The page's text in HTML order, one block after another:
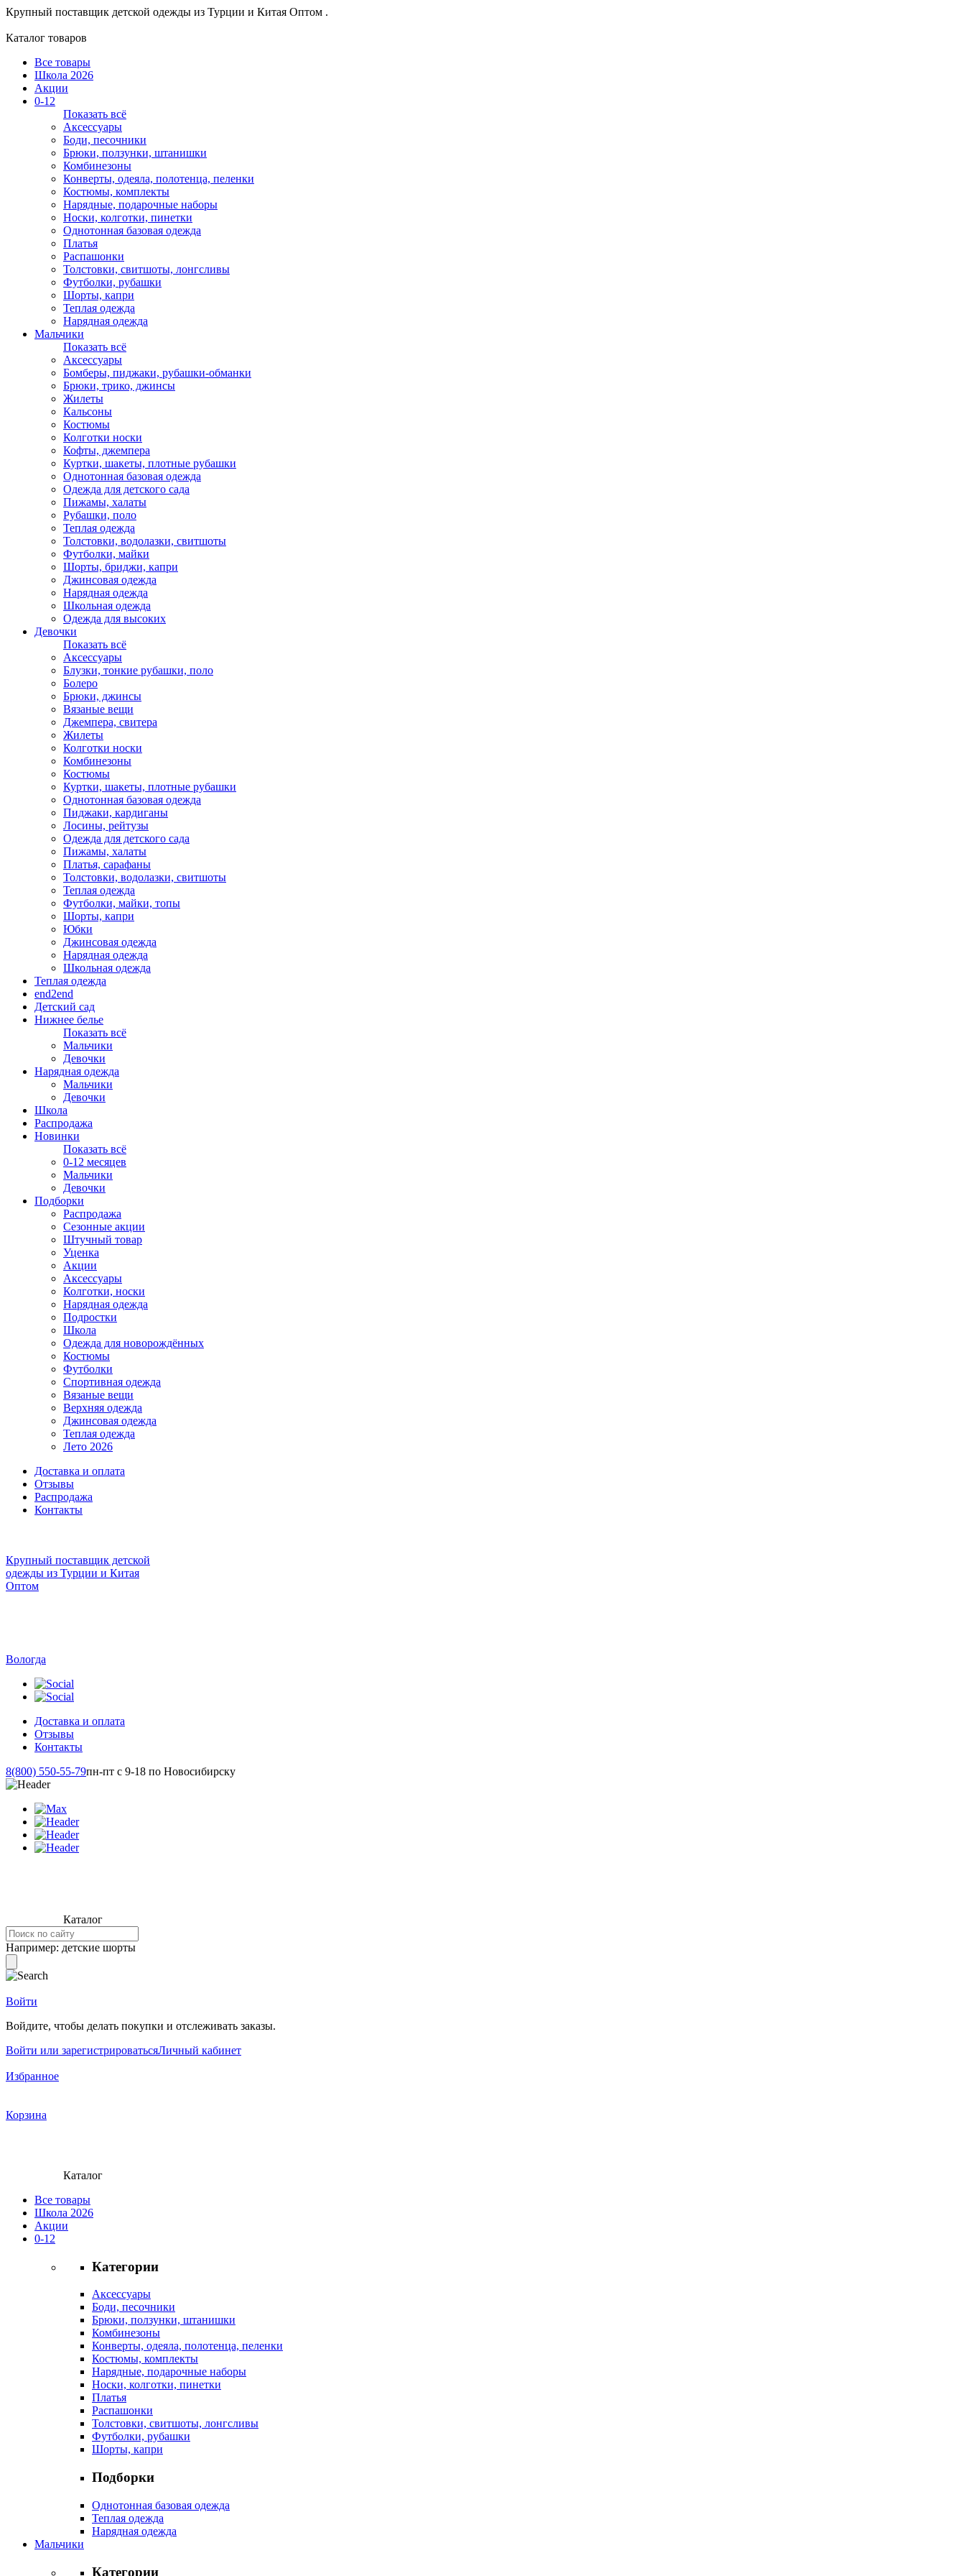
Крупный поставщик детской одежды из Турции и Китая Оптом .
Каталог товаров
Все товары
Школа 2026
Акции
0-12
Показать всё
Аксессуары
Боди, песочники
Брюки, ползунки, штанишки
Комбинезоны
Конверты, одеяла, полотенца, пеленки
Костюмы, комплекты
Нарядные, подарочные наборы
Носки, колготки, пинетки
Однотонная базовая одежда
Платья
Распашонки
Толстовки, свитшоты, лонгсливы
Футболки, рубашки
Шорты, капри
Теплая одежда
Нарядная одежда
Мальчики
Показать всё
Аксессуары
Бомберы, пиджаки, рубашки-обманки
Брюки, трико, джинсы
Жилеты
Кальсоны
Костюмы
Колготки носки
Кофты, джемпера
Куртки, шакеты, плотные рубашки
Однотонная базовая одежда
Одежда для детского сада
Пижамы, халаты
Рубашки, поло
Теплая одежда
Толстовки, водолазки, свитшоты
Футболки, майки
Шорты, бриджи, капри
Джинсовая одежда
Нарядная одежда
Школьная одежда
Одежда для высоких
Девочки
Показать всё
Аксессуары
Блузки, тонкие рубашки, поло
Болеро
Брюки, джинсы
Вязаные вещи
Джемпера, свитера
Жилеты
Колготки носки
Комбинезоны
Костюмы
Куртки, шакеты, плотные рубашки
Однотонная базовая одежда
Пиджаки, кардиганы
Лосины, рейтузы
Одежда для детского сада
Пижамы, халаты
Платья, сарафаны
Толстовки, водолазки, свитшоты
Теплая одежда
Футболки, майки, топы
Шорты, капри
Юбки
Джинсовая одежда
Нарядная одежда
Школьная одежда
Теплая одежда
end2end
Детский сад
Нижнее белье
Показать всё
Мальчики
Девочки
Нарядная одежда
Мальчики
Девочки
Школа
Распродажа
Новинки
Показать всё
0-12 месяцев
Мальчики
Девочки
Подборки
Распродажа
Сезонные акции
Штучный товар
Уценка
Акции
Аксессуары
Колготки, носки
Нарядная одежда
Подростки
Школа
Одежда для новорождённых
Костюмы
Футболки
Спортивная одежда
Вязаные вещи
Верхняя одежда
Джинсовая одежда
Теплая одежда
Лето 2026
Доставка и оплата
Отзывы
Распродажа
Контакты
Крупный поставщик детской
одежды из Турции и Китая
Оптом
Вологда
Доставка и оплата
Отзывы
Контакты
8(800) 550-55-79пн-пт с 9-18 по Новосибирску
Каталог
Например: детские шорты
Войти
Войдите, чтобы делать покупки и отслеживать заказы.
Войти или зарегистрироватьсяЛичный кабинет
Избранное
Корзина
Каталог
Все товары
Школа 2026
Акции
0-12
Категории
Аксессуары
Боди, песочники
Брюки, ползунки, штанишки
Комбинезоны
Конверты, одеяла, полотенца, пеленки
Костюмы, комплекты
Нарядные, подарочные наборы
Носки, колготки, пинетки
Платья
Распашонки
Толстовки, свитшоты, лонгсливы
Футболки, рубашки
Шорты, капри
Подборки
Однотонная базовая одежда
Теплая одежда
Нарядная одежда
Мальчики
Категории